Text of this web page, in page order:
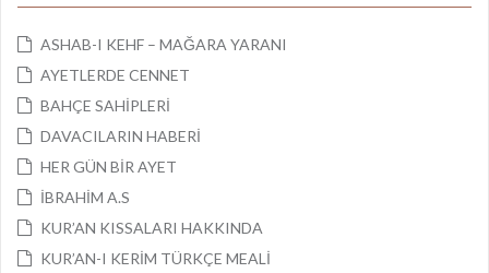
ASHAB-I KEHF – MAĞARA YARANI
AYETLERDE CENNET
BAHÇE SAHİPLERİ
DAVACILARIN HABERİ
HER GÜN BİR AYET
İBRAHİM A.S
KUR’AN KISSALARI HAKKINDA
KUR’AN-I KERİM TÜRKÇE MEALİ